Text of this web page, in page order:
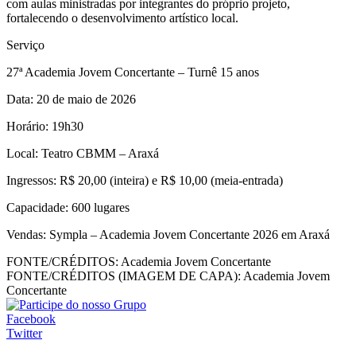
com aulas ministradas por integrantes do próprio projeto,
fortalecendo o desenvolvimento artístico local.
Serviço
27ª Academia Jovem Concertante – Turnê 15 anos
Data: 20 de maio de 2026
Horário: 19h30
Local: Teatro CBMM – Araxá
Ingressos: R$ 20,00 (inteira) e R$ 10,00 (meia-entrada)
Capacidade: 600 lugares
Vendas: Sympla – Academia Jovem Concertante 2026 em Araxá
FONTE/CRÉDITOS: Academia Jovem Concertante
FONTE/CRÉDITOS (IMAGEM DE CAPA): Academia Jovem
Concertante
Facebook
Twitter